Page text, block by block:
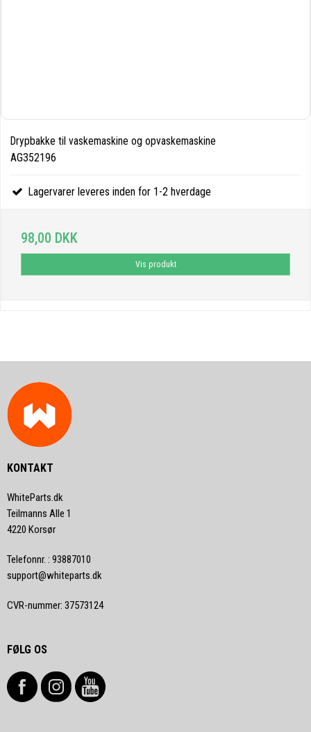
Drypbakke til vaskemaskine og opvaskemaskine
AG352196
Lagervarer leveres inden for 1-2 hverdage
98,00 DKK
Vis produkt
KONTAKT
WhiteParts.dk
Teilmanns Alle 1
4220 Korsør
Telefonnr. : 93887010
support@whiteparts.dk
CVR-nummer: 37573124
FØLG OS